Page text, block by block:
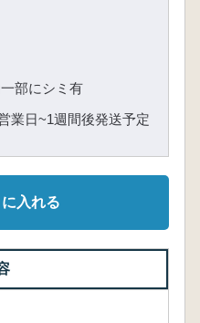
部にシミ有
業日~1週間後発送予定
入れる